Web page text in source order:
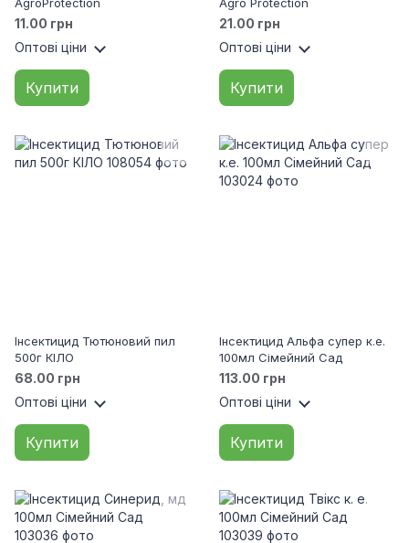
11.00 грн
Оптові ціни
Купити
21.00 грн
Оптові ціни
Купити
Інсектицид Тютюновий пил
500г КІЛО
68.00 грн
Оптові ціни
Купити
Інсектицид Альфа супер к.е.
100мл Сімейний Сад
113.00 грн
Оптові ціни
Купити